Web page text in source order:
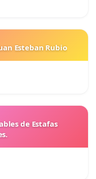
Esteban Rubio
de Estafas